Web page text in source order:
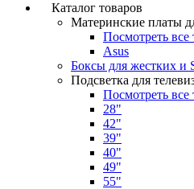
Каталог товаров
Материнские платы
Посмотреть все
Asus
Боксы для жестких и
Подсветка для
Посмотреть все
28"
42"
39"
40"
49"
55"